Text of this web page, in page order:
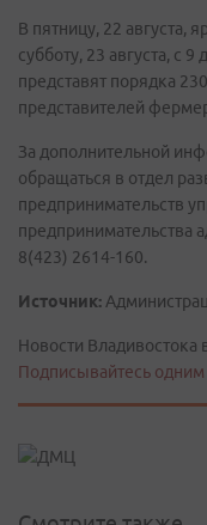
В пятницу, 22 августа,
субботу, 23 августа, с
представят порядка
представителей
За дополнительной
обращаться в отдел
предпринимательств
предпринимательства
8(423) 2614-160.
Источник:
Новости Владивостока
Подписывайтесь